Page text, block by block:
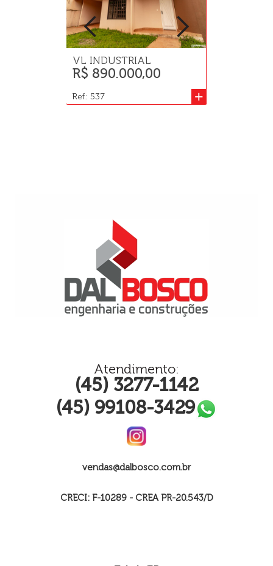
VL INDUSTRIAL
R$ 890.000,00
+
Ref.: 537
Atendimento:
(45) 3277-1142
(45) 99108-3429
vendas@dalbosco.com.br
CRECI: F-10289 - CREA PR-20.543/D